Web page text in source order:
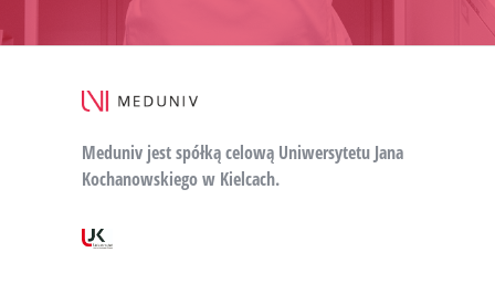
Meduniv jest spółką celową Uniwersytetu Jana
Kochanowskiego w Kielcach.